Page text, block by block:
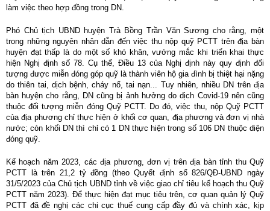
Kiến thức về PCTT
Tài liệu truyền thông
Phương án, Kế hoạch về Phòng, chống thiên tai
Quy hoạch thuỷ lợi
BẢN ĐỒ
làm việc theo hợp đồng trong DN.
Phó Chủ tịch UBND huyện Trà Bồng Trần Văn Sương cho rằng, một
trong những nguyên nhân dẫn đến việc thu nộp quỹ PCTT trên địa bàn
huyện đạt thấp là do một số khó khăn, vướng mắc khi triển khai thực
hiện Nghị định số 78. Cụ thể, Điều 13 của Nghị định này quy định đối
tượng được miễn đóng góp quỹ là thành viên hộ gia đình bị thiệt hại nặng
do thiên tai, dịch bệnh, cháy nổ, tai nạn... Tuy nhiên, nhiều DN trên địa
bàn huyện cho rằng, DN cũng bị ảnh hưởng do dịch Covid-19 nên cũng
thuộc đối tượng miễn đóng Quỹ PCTT. Do đó, việc thu, nộp Quỹ PCTT
của địa phương chỉ thực hiện ở khối cơ quan, địa phương và đơn vị nhà
nước; còn khối DN thì chỉ có 1 DN thực hiện trong số 106 DN thuộc diện
đóng quỹ.
Kế hoạch năm 2023, các địa phương, đơn vị trên địa bàn tỉnh thu Quỹ
PCTT là trên 21,2 tỷ đồng (theo Quyết định số 826/QĐ-UBND ngày
31/5/2023 của Chủ tịch UBND tỉnh về việc giao chỉ tiêu kế hoạch thu Quỹ
PCTT năm 2023). Để thực hiện đạt mục tiêu trên, cơ quan quản lý Quỹ
PCTT đã đề nghị các chi cục thuế cung cấp đầy đủ và chính xác, kịp